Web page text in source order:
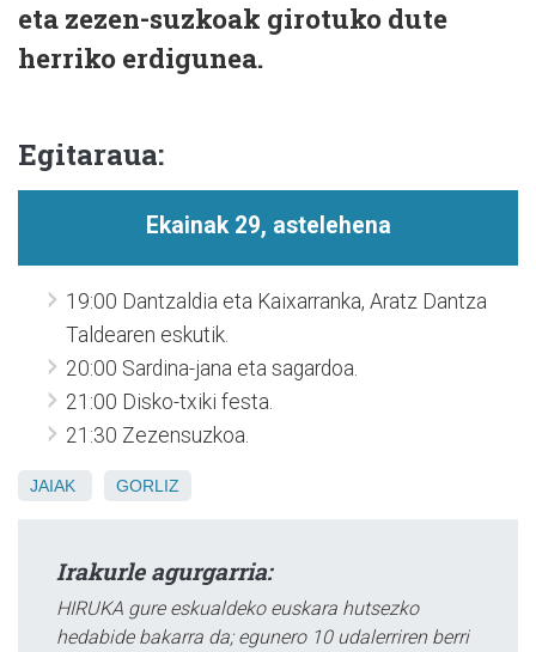
eta zezen-suzkoak girotuko dute
herriko erdigunea.
Egitaraua:
Ekainak 29, astelehena
19:00 Dantzaldia eta Kaixarranka, Aratz Dantza
Taldearen eskutik.
20:00 Sardina-jana eta sagardoa.
21:00 Disko-txiki festa.
21:30 Zezensuzkoa.
JAIAK GORLIZ
Irakurle agurgarria:
HIRUKA gure eskualdeko euskara hutsezko
hedabide bakarra da; egunero 10 udalerriren berri